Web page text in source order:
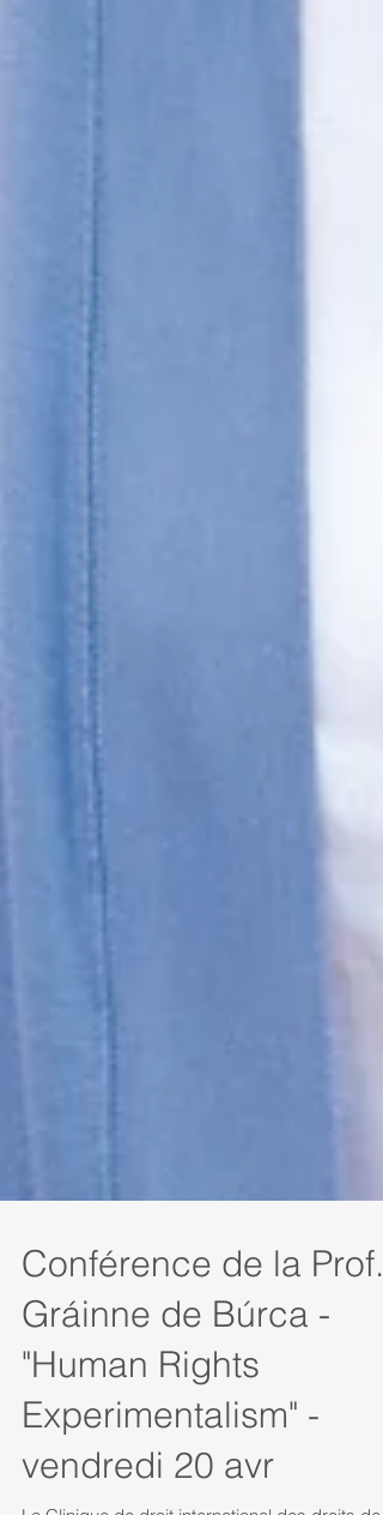
Conférence de la Prof.
Gráinne de Búrca -
"Human Rights
Experimentalism" -